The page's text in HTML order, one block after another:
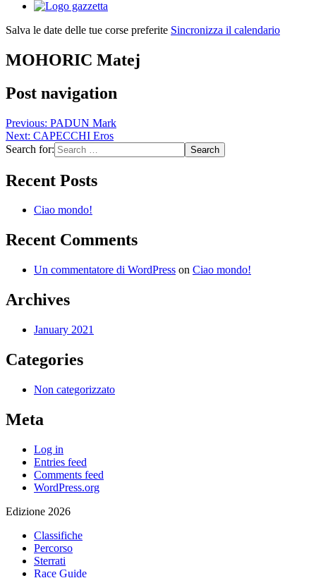
Salva le date delle tue corse preferite Sincronizza il calendario
MOHORIC Matej
Post navigation
Previous: PADUN Mark
Next: CAPECCHI Eros
Search for:
Recent Posts
Ciao mondo!
Recent Comments
Un commentatore di WordPress on Ciao mondo!
Archives
January 2021
Categories
Non categorizzato
Meta
Log in
Entries feed
Comments feed
WordPress.org
Edizione 2026
Classifiche
Percorso
Sterrati
Race Guide